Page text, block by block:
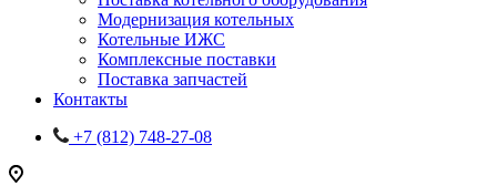
Модернизация котельных
Котельные ИЖС
Комплексные поставки
Поставка запчастей
Контакты
+7 (812) 748-27-08